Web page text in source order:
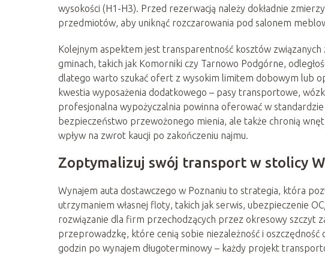
wysokości (H1-H3). Przed rezerwacją należy dokładnie
przedmiotów, aby uniknąć rozczarowania pod salonem
Kolejnym aspektem jest transparentność kosztów
gminach, takich jak Komorniki czy Tarnowo Podgórne,
dlatego warto szukać ofert z wysokim limitem dobowym lub
kwestia wyposażenia dodatkowego – pasy transportowe,
profesjonalna wypożyczalnia powinna oferować w
bezpieczeństwo przewożonego mienia, ale także chronią
wpływ na zwrot kaucji po zakończeniu najmu.
Zoptymalizuj swój transport w stolicy
Wynajem auta dostawczego w Poznaniu to strategia, która
utrzymaniem własnej floty, takich jak serwis, ubezpieczenie
rozwiązanie dla firm przechodzących przez okresowy szczyt
przeprowadzkę, które cenią sobie niezależność i
godzin po wynajem długoterminowy – każdy projekt